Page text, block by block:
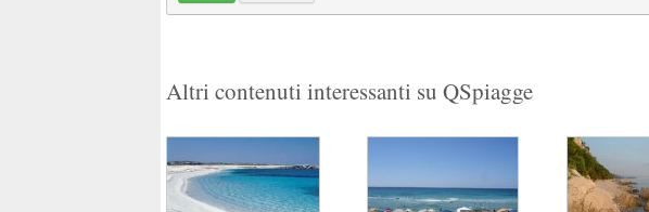
Altri contenuti interessanti su QSpiagge